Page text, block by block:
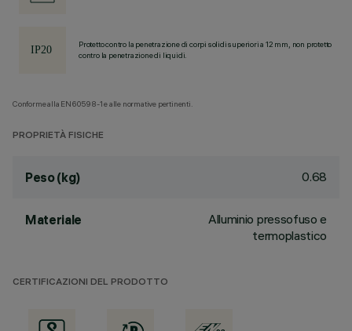
Protetto contro la penetrazione di corpi solidi superiori a 12 mm, non protetto
contro la penetrazione di liquidi.
Conforme alla EN60598-1 e alle normative pertinenti.
PROPRIETÀ FISICHE
Peso (kg) 0.68
Materiale
Alluminio pressofuso e
termoplastico
CERTIFICAZIONI DEL PRODOTTO